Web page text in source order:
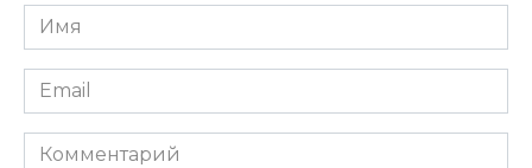
Имя
*
Email
*
Комментарий